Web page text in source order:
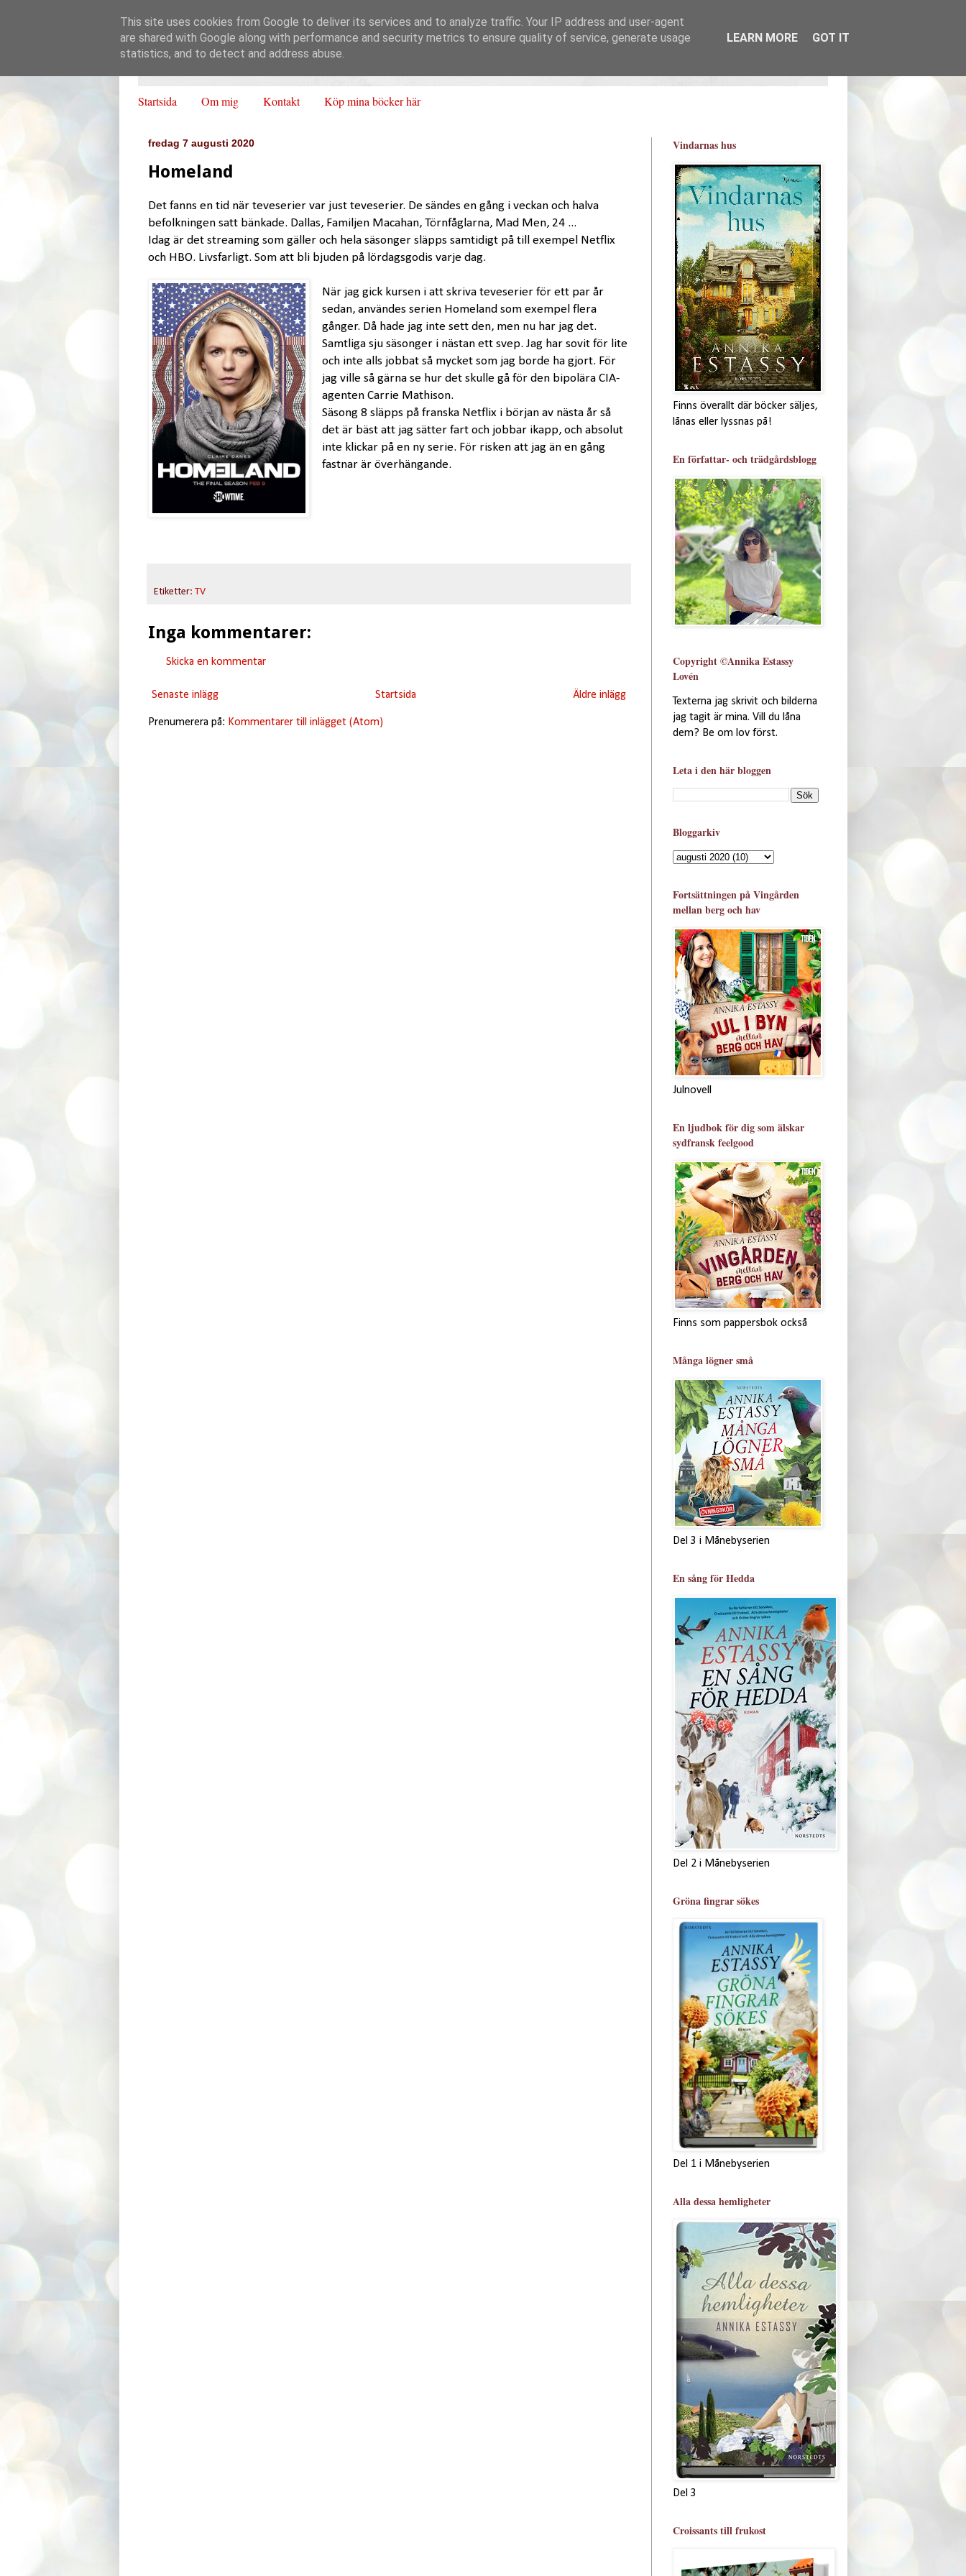
Startsida Om mig Kontakt Köp mina böcker här
fredag 7 augusti 2020
Homeland
Det fanns en tid när teveserier var just teveserier. De sändes en gång i veckan och halva
befolkningen satt bänkade. Dallas, Familjen Macahan, Törnfåglarna, Mad Men, 24 ...
Idag är det streaming som gäller och hela säsonger släpps samtidigt på till exempel Netflix
och HBO. Livsfarligt. Som att bli bjuden på lördagsgodis varje dag.
När jag gick kursen i att skriva teveserier för ett par år
sedan, användes serien Homeland som exempel flera
gånger. Då hade jag inte sett den, men nu har jag det.
Samtliga sju säsonger i nästan ett svep. Jag har sovit för lite
och inte alls jobbat så mycket som jag borde ha gjort. För
jag ville så gärna se hur det skulle gå för den bipolära CIA-
agenten Carrie Mathison.
Säsong 8 släpps på franska Netflix i början av nästa år så
det är bäst att jag sätter fart och jobbar ikapp, och absolut
inte klickar på en ny serie. För risken att jag än en gång
fastnar är överhängande.
Etiketter: TV
Inga kommentarer:
Skicka en kommentar
Senaste inlägg Äldre inlägg
Startsida
Prenumerera på: Kommentarer till inlägget (Atom)
Vindarnas hus
Finns överallt där böcker säljes,
lånas eller lyssnas på!
En författar- och trädgårdsblogg
Copyright ©Annika Estassy
Lovén
Texterna jag skrivit och bilderna
jag tagit är mina. Vill du låna
dem? Be om lov först.
Leta i den här bloggen
Bloggarkiv
Fortsättningen på Vingården
mellan berg och hav
Julnovell
En ljudbok för dig som älskar
sydfransk feelgood
Finns som pappersbok också
Många lögner små
Del 3 i Månebyserien
En sång för Hedda
Del 2 i Månebyserien
Gröna fingrar sökes
Del 1 i Månebyserien
Alla dessa hemligheter
Del 3
Croissants till frukost
This site uses cookies from Google to deliver its services and to analyze traffic. Your IP address and user-agent
are shared with Google along with performance and security metrics to ensure quality of service, generate usage
statistics, and to detect and address abuse.
LEARN MORE GOT IT